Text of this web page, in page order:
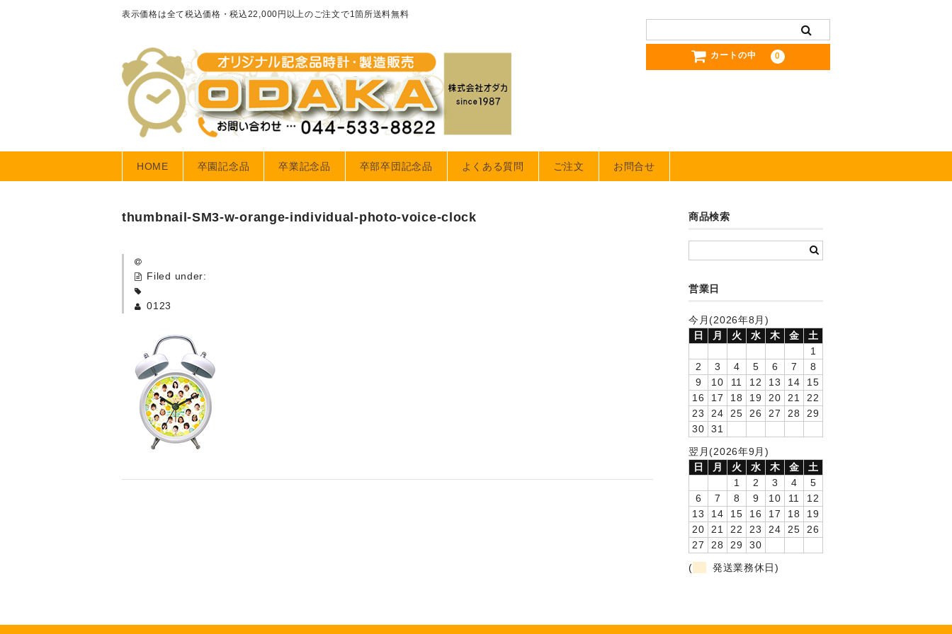
表示価格は全て税込価格・税込22,000円以上のご注文で1箇所送料無料
カートの中 0
HOME 卒園記念品 卒業記念品 卒部卒団記念品 よくある質問 ご注文 お問合せ
thumbnail-SM3-w-orange-individual-photo-voice-clock
Filed under:
0123
商品検索
営業日
今月(2026年8月)
日
月 火 水 木 金
土
1
2
3 4 5 6 7
8
9
10 11 12 13 14
15
16
17 18 19 20 21
22
23
24 25 26 27 28
29
30
31
翌月(2026年9月)
日
月 火 水 木 金
土
1
2 3 4
5
6
7 8 9 10 11
12
13
14 15 16 17 18
19
20
21 22 23 24 25
26
27
28 29
30
(
発送業務休日)